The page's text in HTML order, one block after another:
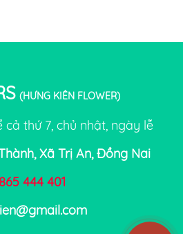
(HƯNG KIÊN FLOWER)
cả thứ 7, chủ nhật, ngày lễ
Xã Trị An, Đồng Nai
444 401